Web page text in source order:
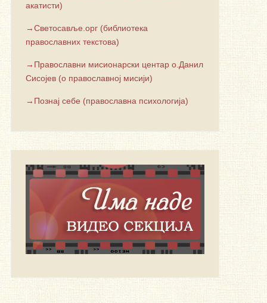
акатисти)
→Светосавље.орг (библиотека
православних текстова)
→Православни мисионарски центар о.Данил
Сисојев (о православној мисији)
→Познај себе (православна психологија)